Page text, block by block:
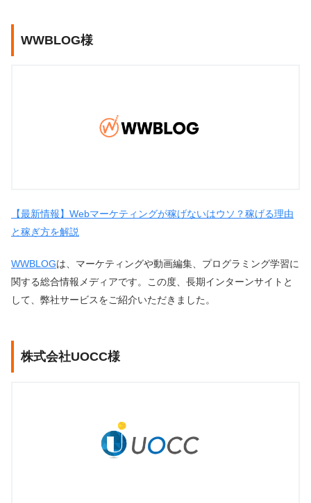
WWBLOG様
【最新情報】Webマーケティングが稼げないはウソ？稼げる理由
と稼ぎ方を解説
WWBLOGは、マーケティングや動画編集、プログラミング学習に
関する総合情報メディアです。この度、長期インターンサイトと
して、弊社サービスをご紹介いただきました。
株式会社UOCC様